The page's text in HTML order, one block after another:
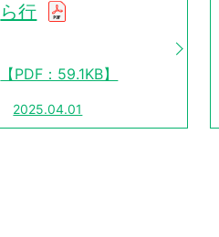
ら行
【PDF：59.1KB】
2025.04.01